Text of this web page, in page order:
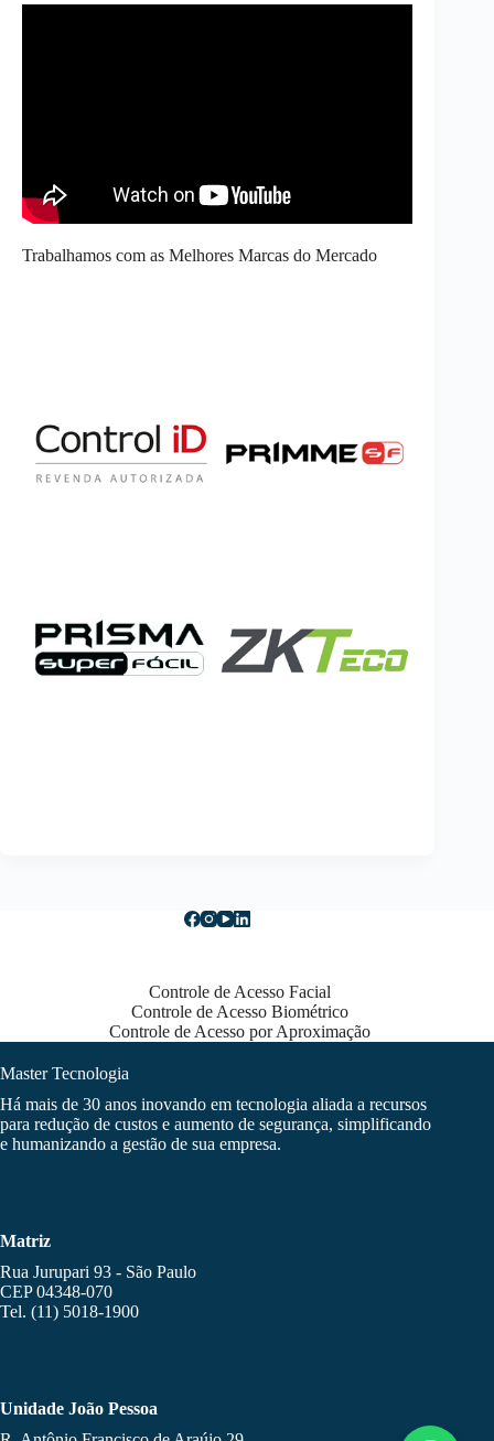
Trabalhamos com as Melhores Marcas do Mercado
Controle de Acesso Facial
Controle de Acesso Biométrico
Controle de Acesso por Aproximação
Master Tecnologia
Há mais de 30 anos inovando em tecnologia aliada a recursos
para redução de custos e aumento de segurança, simplificando
e humanizando a gestão de sua empresa.
Matriz
Rua Jurupari 93 - São Paulo
CEP 04348-070
Tel. (11) 5018-1900
Unidade João Pessoa